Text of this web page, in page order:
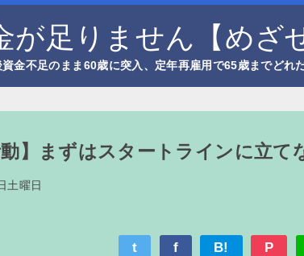
が足りません【めざ
金不足のまま60歳に突入、定年再雇用で65歳までど
動】まずはスタートラインに立て
土曜日
t f B! P